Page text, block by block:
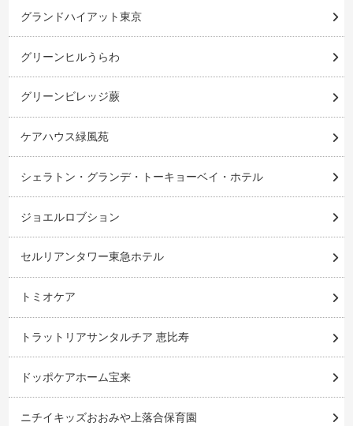
グランドハイアット東京
グリーンヒルうらわ
グリーンビレッジ蕨
ケアハウス緑風苑
シェラトン・グランデ・トーキョーベイ・ホテル
ジョエルロブション
セルリアンタワー東急ホテル
トミオケア
トラットリアサンタルチア 恵比寿
ドッポケアホーム宝来
ニチイキッズおおみや上落合保育園